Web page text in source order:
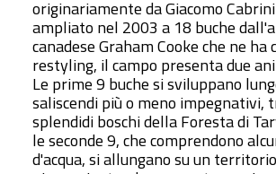
originariamente da Giacomo
ampliato nel 2003 a 18 buche
canadese Graham Cooke che ne ha
restyling, il campo presenta due
Le prime 9 buche si sviluppano
saliscendi più o meno impegnativi,
splendidi boschi della Foresta di
le seconde 9, che comprendono
d'acqua, si allungano su un